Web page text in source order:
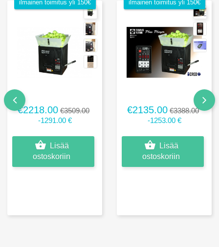
ilmainen toimitus yli 150€
€2218.00 €3509.00
-1291.00 €
Lisää
ostoskoriin
ilmainen toimitus yli 150€
€2135.00 €3388.00
-1253.00 €
Lisää
ostoskoriin